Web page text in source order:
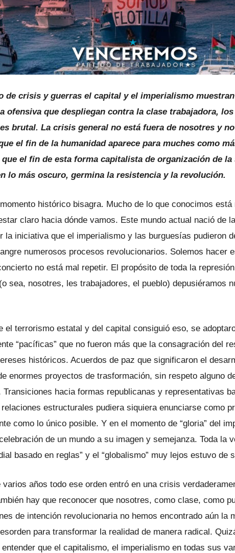
de crisis y guerras el capital y el imperialismo
ofensiva que despliegan contra la clase trabajadora,
brutal. La crisis general no está fuera de nosotres y
el fin de la humanidad aparece para muches como
el fin de esta forma capitalista de organización de la
lo más oscuro, germina la resistencia y la revolución.
histórico bisagra. Mucho de lo que conocimos está
claro hacia dónde vamos. Este mundo actual nació de
la iniciativa que el imperialismo y las burguesías pudieron
numerosos procesos revolucionarios. Solemos hacer
no está mal repetir. El propósito de toda la
sea, nosotres, les trabajadores, el pueblo) depusiéramos
el terrorismo estatal y del capital consiguió eso, se
“pacíficas” que no fueron más que la consagración del
históricos. Acuerdos de paz que significaron el
enormes proyectos de trasformación, sin respeto alguno
Transiciones hacia formas republicanas y representativas
estructurales pudiera siquiera enunciarse como
como lo único posible. Y en el momento de “gloria” del
de un mundo a su imagen y semejanza. Toda la
basado en reglas” y el “globalismo” muy lejos estuvo de
varios años todo ese orden entró en una crisis
hay que reconocer que nosotres, como clase, como
de intención revolucionaria no hemos encontrado aún la
para transformar la realidad de manera radical.
que el capitalismo, el imperialismo en todas sus